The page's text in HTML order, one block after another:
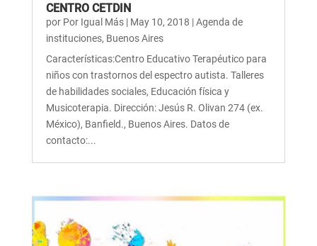
CENTRO CETDIN
por Por Igual Más| May 10, 2018 |Agenda de
instituciones, Buenos Aires
Características:Centro Educativo Terapéutico para
niños con trastornos del espectro autista. Talleres
de habilidades sociales, Educación física y
Musicoterapia. Dirección: Jesús R. Olivan 274 (ex.
México), Banfield., Buenos Aires. Datos de
contacto:...